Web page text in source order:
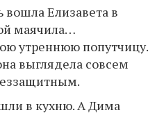
Елизавета в
маячила…
утреннюю попутчицу.
выглядела совсем
в кухню. А Дима